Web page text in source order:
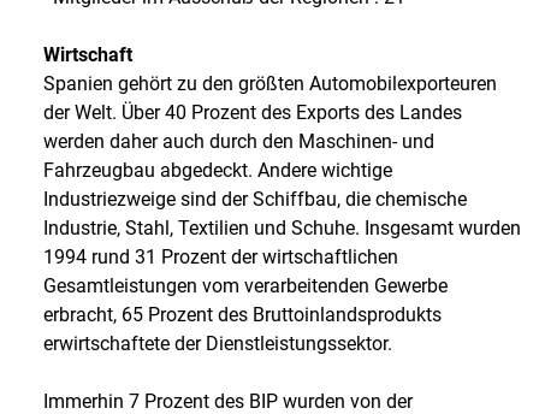
Wirtschaft
Spanien gehört zu den größten Automobilexporteuren
der Welt. Über 40 Prozent des Exports des Landes
werden daher auch durch den Maschinen- und
Fahrzeugbau abgedeckt. Andere wichtige
Industriezweige sind der Schiffbau, die chemische
Industrie, Stahl, Textilien und Schuhe. Insgesamt wurden
1994 rund 31 Prozent der wirtschaftlichen
Gesamtleistungen vom verarbeitenden Gewerbe
erbracht, 65 Prozent des Bruttoinlandsprodukts
erwirtschaftete der Dienstleistungssektor.
Immerhin 7 Prozent des BIP wurden von der